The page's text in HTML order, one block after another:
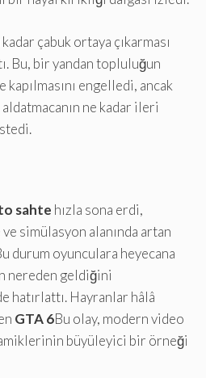
çabuk ortaya çıkarması
Bu, bir yandan topluluğun
engelledi, ancak
ne kadar ileri
sahte hızla sona erdi,
simülasyon alanında artan
durum oyunculara heyecana
nereden geldiğini
hatırlattı. Hayranlar hâlâ
GTA 6Bu olay, modern video
büyüleyici bir örneği